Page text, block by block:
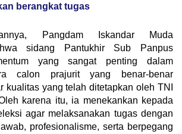
berangkat tugas
Pangdam Iskandar Muda
sidang Pantukhir Sub Panpus
yang sangat penting dalam
calon prajurit yang benar-benar
kualitas yang telah ditetapkan oleh TNI
karena itu, ia menekankan kepada
agar melaksanakan tugas dengan
profesionalisme, serta berpegang